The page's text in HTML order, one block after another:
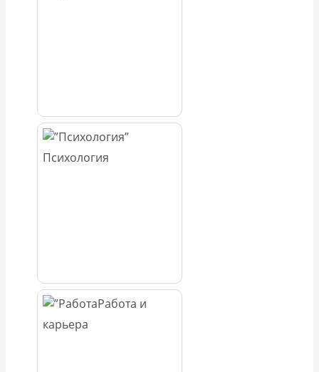
Психология
Работа и
карьера